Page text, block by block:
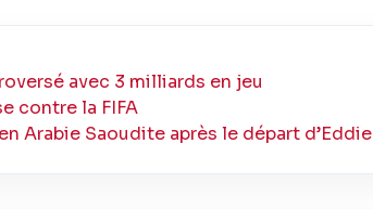
avec 3 milliards en jeu
contre la FIFA
Arabie Saoudite après le départ d’Eddie